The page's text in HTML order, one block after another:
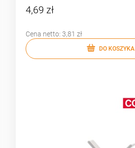
4,69 zł
Cena netto: 3,81 zł
DO KOSZYKA